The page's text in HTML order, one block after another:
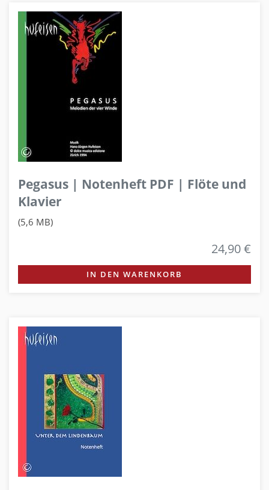
Pegasus | Notenheft PDF | Flöte und
Klavier
(5,6 MB)
24,90 €
IN DEN WARENKORB